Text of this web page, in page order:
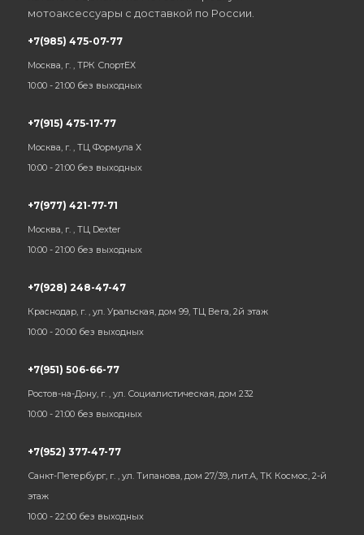
мотоаксессуары с доставкой по России.
+7(985) 475-07-77
Москва, г. , ТРК СпортЕХ
10:00 - 21:00 без выходных
+7(915) 475-17-77
Москва, г. , ТЦ Формула Х
10:00 - 21:00 без выходных
+7(977) 421-77-71
Москва, г. , ТЦ Dexter
10:00 - 21:00 без выходных
+7(928) 248-47-47
Краснодар, г. , ул. Уральская, дом 99, ТЦ Вега, 2й этаж
10:00 - 20:00 без выходных
+7(951) 506-66-77
Ростов-на-Дону, г. , ул. Социалистическая, дом 232
10:00 - 21:00 без выходных
+7(952) 377-47-77
Санкт-Петербург, г. , ул. Типанова, дом 27/39, лит.А, ТК Космос, 2-й
этаж
10:00 - 22:00 без выходных